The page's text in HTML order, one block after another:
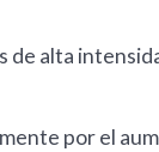
alta
por el